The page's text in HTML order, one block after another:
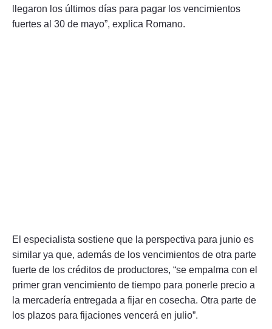
llegaron los últimos días para pagar los vencimientos
fuertes al 30 de mayo”, explica Romano.
El especialista sostiene que la perspectiva para junio es
similar ya que, además de los vencimientos de otra parte
fuerte de los créditos de productores, “se empalma con el
primer gran vencimiento de tiempo para ponerle precio a
la mercadería entregada a fijar en cosecha. Otra parte de
los plazos para fijaciones vencerá en julio”.